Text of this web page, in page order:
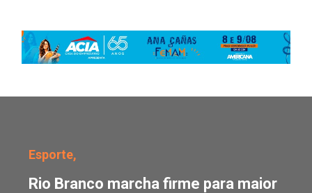
Esporte,
Rio Branco marcha firme para maior